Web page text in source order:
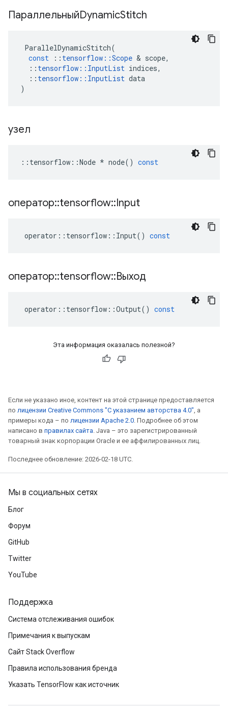
ПараллельныйDynamicStitch
ParallelDynamicStitch(
const
:: tensorflow ::Scope & scope,
:: tensorflow :: InputList indices,
:: tensorflow :: InputList data
)
узел
:: tensorflow ::Node * node() const
оператор::tensorflow::Input
operator :: tensorflow :: Input() const
оператор::tensorflow::Выход
operator :: tensorflow ::Output() const
Эта информация оказалась полезной?
Если не указано иное, контент на этой странице предоставляется
по лицензии Creative Commons "С указанием авторства 4.0", а
примеры кода – по лицензии Apache 2.0. Подробнее об этом
написано в правилах сайта. Java – это зарегистрированный
товарный знак корпорации Oracle и ее аффилированных лиц.
Последнее обновление: 2026-02-18 UTC.
Мы в социальных сетях
Блог
Форум
GitHub
Twitter
YouTube
Поддержка
Система отслеживания ошибок
Примечания к выпускам
Сайт Stack Overflow
Правила использования бренда
Указать TensorFlow как источник